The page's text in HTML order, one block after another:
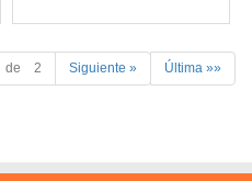
de 2 Siguiente » Última »»